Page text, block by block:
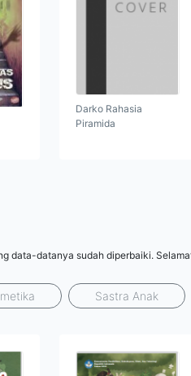
Darko Rahasia
Piramida
data-datanya sudah diperbaiki.
Sastra Anak